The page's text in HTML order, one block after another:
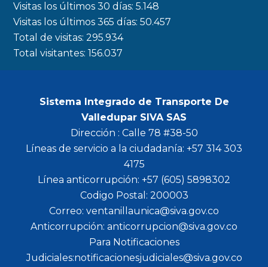
k
a
m
Visitas los últimos 30 días:5.148
Visitas los últimos 365 días:50.457
Total de visitas:295.934
Total visitantes:156.037
Sistema Integrado de Transporte De
Valledupar SIVA SAS
Dirección : Calle 78 #38-50
Líneas de servicio a la ciudadanía: +57 314 303
4175
Línea anticorrupción: +57 (605) 5898302
Codigo Postal: 200003
Correo: ventanillaunica@siva.gov.co
Anticorrupción: anticorrupcion@siva.gov.co
Para Notificaciones
Judiciales:notificacionesjudiciales@siva.gov.co